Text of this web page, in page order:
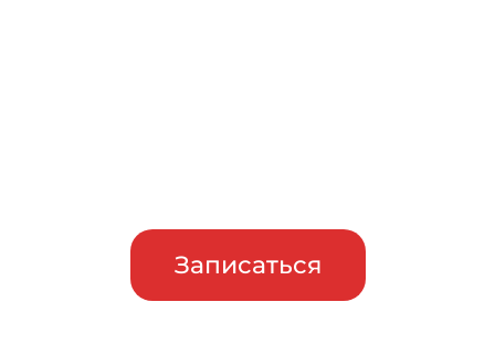
Записаться